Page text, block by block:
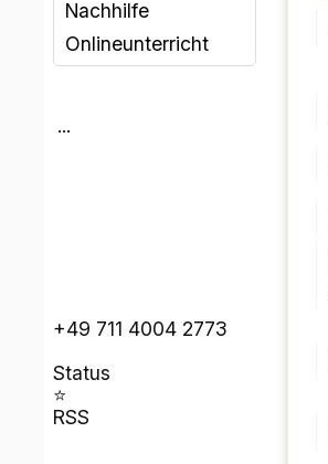
تدریس خصوصی
درس‌های آنلاین
...
‎+۴۹ ۷۱۱ ۴۰۰۴ ۲۷۷۳‎
وضعیت
⭐
آر اس اس